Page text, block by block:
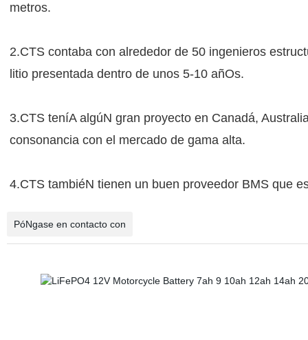
metros.
2.CTS contaba con alrededor de 50 ingenieros
litio presentada dentro de unos 5-10 añOs.
3.CTS teníA algúN gran proyecto en Canadá,
consonancia con el mercado de gama alta.
4.CTS tambiéN tienen un buen proveedor BMS que
PóNgase en contacto con